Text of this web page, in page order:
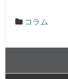
コラム